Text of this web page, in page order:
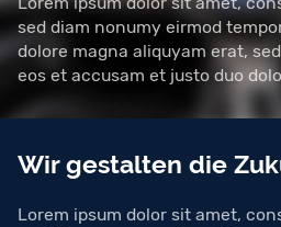
sed diam nonumy eirmod
dolore magna aliquyam erat,
eos et accusam et justo duo
Wir gestalten die
Lorem ipsum dolor sit amet,